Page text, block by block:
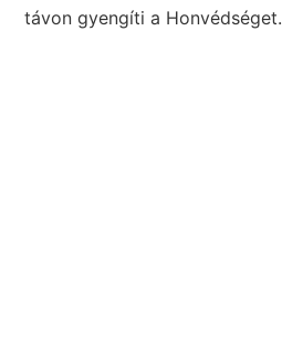
távon gyengíti a Honvédséget.